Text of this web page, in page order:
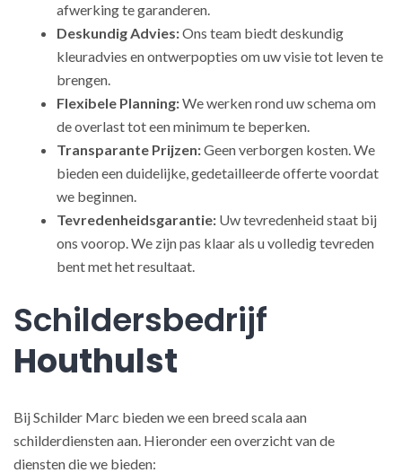
afwerking te garanderen.
Deskundig Advies:Ons team biedt deskundig
kleuradvies en ontwerpopties om uw visie tot leven te
brengen.
Flexibele Planning:We werken rond uw schema om
de overlast tot een minimum te beperken.
Transparante Prijzen:Geen verborgen kosten. We
bieden een duidelijke, gedetailleerde offerte voordat
we beginnen.
Tevredenheidsgarantie: Uw tevredenheid staat bij
ons voorop. We zijn pas klaar als u volledig tevreden
bent met het resultaat.
Schildersbedrijf
Houthulst
Bij Schilder Marc bieden we een breed scala aan
schilderdiensten aan. Hieronder een overzicht van de
diensten die we bieden: